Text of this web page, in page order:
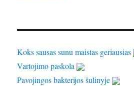
Koks sausas sunu maistas geriausias
Vartojimo paskola
Pavojingos bakterijos šulinyje